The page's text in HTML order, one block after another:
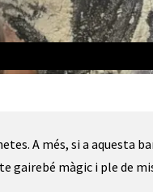
A més, si a aquesta
gairebé màgic i ple de